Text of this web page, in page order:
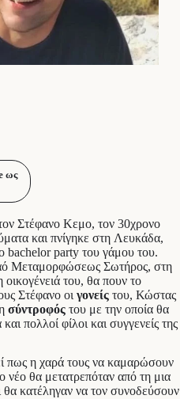
ως
Στέφανο Κεμο, τον 30χρονο
και πνίγηκε στη Λευκάδα,
bachelor party του γάμου του.
Μεταμορφώσεως Σωτήρος, στη
του, θα πουν το
Στέφανο οι γονείς του, Κώστας
σύντροφός του με την οποία θα
πολλοί φίλοι και συγγενείς της
πως η χαρά τους να καμαρώσουν
θα μετατρεπόταν από τη μια
κατέληγαν να τον συνοδεύσουν